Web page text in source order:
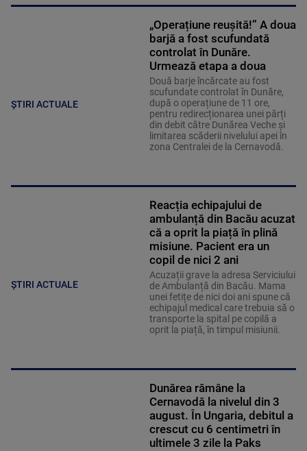
ȘTIRI ACTUALE
„Operațiune reușită!” A doua
barjă a fost scufundată
controlat în Dunăre.
Urmează etapa a doua
Două barje încărcate au fost
scufundate controlat în Dunăre,
după o operațiune de 11 ore,
pentru redirecționarea unei părți
din debit către Dunărea Veche și
limitarea scăderii nivelului apei în
zona Centralei de la Cernavodă.
ȘTIRI ACTUALE
Reacția echipajului de
ambulanță din Bacău acuzat
că a oprit la piață în plină
misiune. Pacient era un
copil de nici 2 ani
Acuzații grave la adresa Serviciului
de Ambulanță din Bacău. Mama
unei fetițe de nici doi ani spune că
echipajul medical care trebuia să o
transporte la spital pe copilă a
oprit la piață, în timpul misiunii.
Dunărea rămâne la
Cernavodă la nivelul din 3
august. În Ungaria, debitul a
crescut cu 6 centimetri în
ultimele 3 zile la Paks